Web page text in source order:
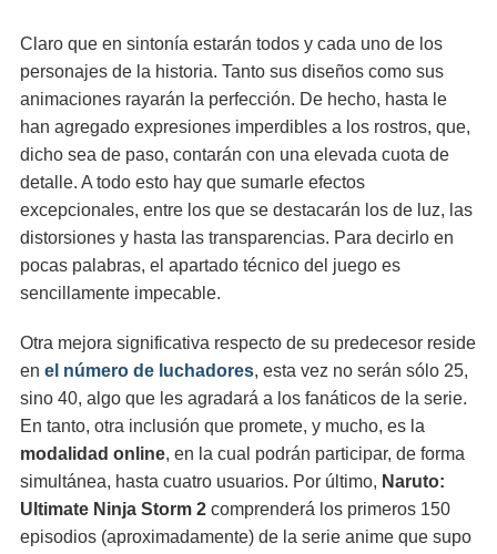
Claro que en sintonía estarán todos y cada uno de los
personajes de la historia. Tanto sus diseños como sus
animaciones rayarán la perfección. De hecho, hasta le
han agregado expresiones imperdibles a los rostros, que,
dicho sea de paso, contarán con una elevada cuota de
detalle. A todo esto hay que sumarle efectos
excepcionales, entre los que se destacarán los de luz, las
distorsiones y hasta las transparencias. Para decirlo en
pocas palabras, el apartado técnico del juego es
sencillamente impecable.
Otra mejora significativa respecto de su predecesor reside
en el número de luchadores, esta vez no serán sólo 25,
sino 40, algo que les agradará a los fanáticos de la serie.
En tanto, otra inclusión que promete, y mucho, es la
modalidad online, en la cual podrán participar, de forma
simultánea, hasta cuatro usuarios. Por último, Naruto:
Ultimate Ninja Storm 2 comprenderá los primeros 150
episodios (aproximadamente) de la serie anime que supo